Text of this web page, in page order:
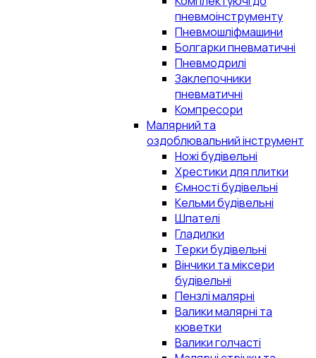
пневмоінструменту
Пневмошліфмашини
Болгарки пневматичні
Пневмодрилі
Заклепочники
пневматичні
Компресори
Малярний та
оздоблювальний інструмент
Ножі будівельні
Хрестики для плитки
Ємності будівельні
Кельми будівельні
Шпателі
Гладилки
Терки будівельні
Вінчики та міксери
будівельні
Пензлі малярні
Валики малярні та
кюветки
Валики голчасті